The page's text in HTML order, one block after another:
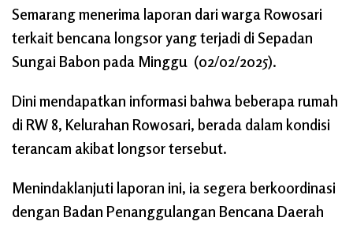
Semarang menerima laporan dari warga Rowosari
terkait bencana longsor yang terjadi di Sepadan
Sungai Babon pada Minggu (02/02/2025).
Dini mendapatkan informasi bahwa beberapa rumah
di RW 8, Kelurahan Rowosari, berada dalam kondisi
terancam akibat longsor tersebut.
Menindaklanjuti laporan ini, ia segera berkoordinasi
dengan Badan Penanggulangan Bencana Daerah